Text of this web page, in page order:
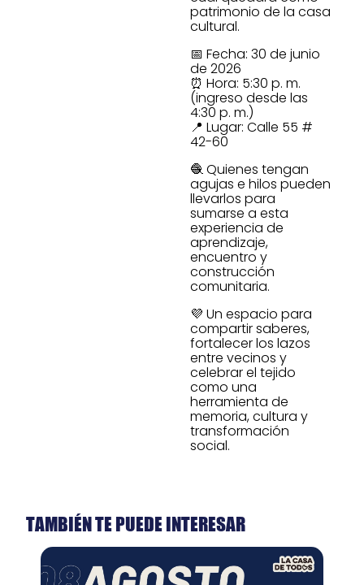
patrimonio de la casa
cultural.
📅 Fecha: 30 de junio
de 2026
⏰ Hora: 5:30 p. m.
(ingreso desde las
4:30 p. m.)
📍 Lugar: Calle 55 #
42-60
🧶 Quienes tengan
agujas e hilos pueden
llevarlos para
sumarse a esta
experiencia de
aprendizaje,
encuentro y
construcción
comunitaria.
💜 Un espacio para
compartir saberes,
fortalecer los lazos
entre vecinos y
celebrar el tejido
como una
herramienta de
memoria, cultura y
transformación
social.
TAMBIÉN TE PUEDE INTERESAR